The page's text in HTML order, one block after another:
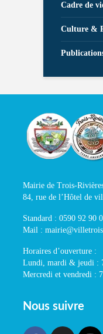
Cadre de
Culture &
Mairie de Trois-
84, rue de l’Hôtel de
Standard : 0590 92 90
Mail :
Horaires d’ouverture :
Lundi, mardi & jeudi :
Mercredi et vendredi :
Nous suivre